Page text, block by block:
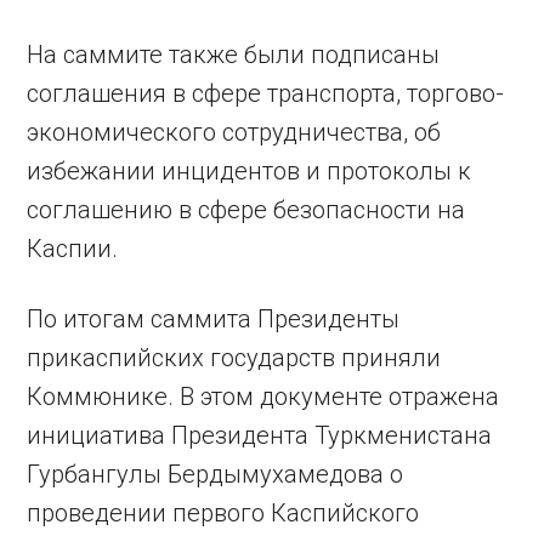
На саммите также были подписаны
соглашения в сфере транспорта, торгово-
экономического сотрудничества, об
избежании инцидентов и протоколы к
соглашению в сфере безопасности на
Каспии.
По итогам саммита Президенты
прикаспийских государств приняли
Коммюнике. В этом документе отражена
инициатива Президента Туркменистана
Гурбангулы Бердымухамедова о
проведении первого Каспийского